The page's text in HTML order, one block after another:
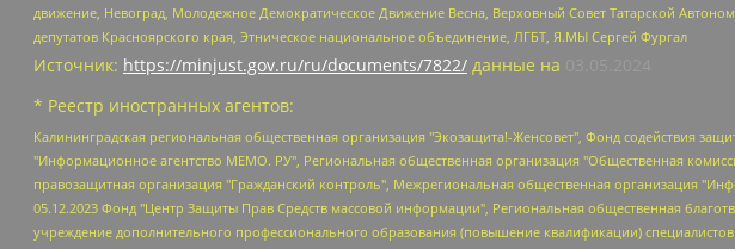
движение, Невоград, Молодежное Демократическое Движение Весна, Верховный Совет Татарской
депутатов Красноярского края, Этническое национальное объединение, ЛГБТ, Я.МЫ Сергей Фургал
Источник: https://minjust.gov.ru/ru/documents/7822/ данные на
* Реестр иностранных агентов:
Калининградская региональная общественная организация "Экозащита!-Женсовет", Фонд содействия защите прав и свобод граждан "Общественный вердикт", Фонд "Институт Развития Свободы Информации", Частное учреждение "Информационное агентство МЕМО. РУ", Региональная общественная организация "Общественная комиссия по сохранению наследия академика Сахарова", Фонд поддержки свободы прессы, Санкт-Петербургская общественная правозащитная организация "Гражданский контроль", Межрегиональная общественная организация "Информационно-просветительский центр "Мемориал", Региональный Фонд "Центр Защиты Прав Средств Массовой Информации", с 05.12.2023 Фонд "Центр Защиты Прав Средств массовой информации", Региональная общественная благотворительная организация помощи беженцам и мигрантам "Гражданское содействие", Негосударственное образовательное учреждение дополнительного профессионального образования (повышение квалификации) специалистов "АКАДЕМИЯ ПО ПРАВАМ ЧЕЛОВЕКА", Свердловская региональная общественная организация "Сутяжник", Автономная некоммерческая организация "Центр независимых социологических исследований", Союз общественных объединений "Российский исследовательский центр по правам человека", Региональное общественное учреждение научно-информационный центр "МЕМОРИАЛ", Некоммерческая организация "Фонд защиты гласности", Автономная некоммерческая организация "Институт прав человека", Городская общественная организация "Екатеринбургское общество "МЕМОРИАЛ", Городская общественная организация "Рязанское историко-просветительское и правозащитное общество "Мемориал" (Рязанский Мемориал), Челябинский региональный орган общественной самодеятельности – женское общественное объединение "Женщины Евразии", Челябинский региональный орган общественной самодеятельности "Уральская правозащитная группа", Фонд содействия защите здоровья и социальной справедливости имени Андрея Рылькова, Автономная Некоммерческая Организация "Аналитический Центр Юрия Левады", Автономная некоммерческая организация социальной поддержки населения "Проект Апрель", Региональная общественная организация помощи женщинам и детям, находящимся в кризисной ситуации "Информационно-методический центр "Анна", Фонд содействия развитию массовых коммуникаций и правовому просвещению "Так-так-Так", Фонд содействия устойчивому развитию "Серебряная тайга", Свердловский региональный общественный фонд социальных проектов "Новое время", "Idel.Реалии", Кавказ.Реалии, Крым.Реалии, Телеканал Настоящее Время, Татаро-башкирская служба Радио Свобода (Azatliq Radiosi), Радио Свободная Европа/Радио Свобода (PCE/PC), "Сибирь.Реалии", "Фактограф", Благотворительный фонд помощи осужденным и их семьям, Автономная некоммерческая организация "Институт глобализации и социальных движений", Фонд "В защиту прав заключенных", Частное учреждение "Центр поддержки и содействия развитию средств массовой информации", Пензенский региональный общественный благотворительный фонд "Гражданский союз", "Север.Реалии", Некоммерческая организация Фонд "Правовая инициатива", Общество с ограниченной ответственностью "Радио Свободная Европа/Радио Свобода", Чешское информационное агентство "MEDIUM-ORIENT", Красноярская региональная общественная организация "Мы против СПИДа", Камалягин Денис Николаевич, Маркелов Сергей Евгеньевич, Пономарев Лев Александрович, Савицкая Людмила Алексеевна, Автономная некоммерческая организация "Центр по работе с проблемой насилия "НАСИЛИЮ.НЕТ", Межрегиональный профессиональный союз работников здравоохранения "Альянс врачей", Юридическое лицо, зарегистрированное в Латвийской Республике, SIA "Medusa Project" (регистрационный номер 40103797863, дата регистрации 10.06.2014), Некоммерческая организация "Фонд по борьбе с коррупцией", Автономная некоммерческая организация "Институт права и публичной политики", Баданин Роман Сергеевич, Гликин Максим Александрович, Железнова Мария Михайловна, Лукьянова Юлия Сергеевна, Маетная Елизавета Витальевна, Маняхин Петр Борисович, Чуракова Ольга Владимировна, Ярош Юлия Петровна, Юридическое лицо "The Insider SIA", зарегистрированное в Риге, Латвийская Республика (дата регистрации 26.06.2015), являющееся администратором доменного имени интернет-издания "The Insider SIA", https://theins.ru, Постернак Алексей Евгеньевич, Рубин Михаил Аркадьевич, Анин Роман Александрович, Юридическое лицо Istories fonds, зарегистрированное в Латвийской Республике (регистрационный номер 50008295751, дата регистрации 24.02.2020), Великовский Дмитрий Александрович, Долинина Ирина Николаевна, Мароховская Алеся Алексеевна,